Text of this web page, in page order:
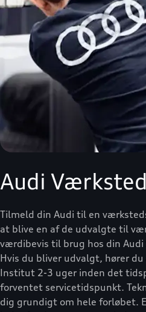
Audi
Tilmeld din Audi til en
at blive en af de udvalgte til
værdibevis til brug hos din Audi
Hvis du bliver udvalgt, hører
Institut 2-3 uger inden det
forventet servicetidspunkt.
dig grundigt om hele forløbet.